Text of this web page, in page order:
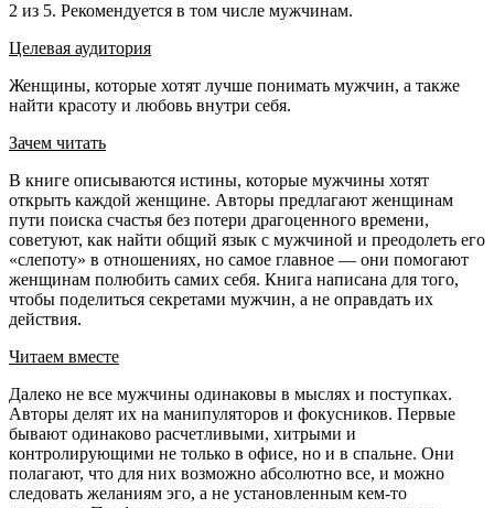
2 из 5. Рекомендуется в том числе мужчинам.
Целевая аудитория
Женщины, которые хотят лучше понимать мужчин, а также
найти красоту и любовь внутри себя.
Зачем читать
В книге описываются истины, которые мужчины хотят
открыть каждой женщине. Авторы предлагают женщинам
пути поиска счастья без потери драгоценного времени,
советуют, как найти общий язык с мужчиной и преодолеть его
«слепоту» в отношениях, но самое главное — они помогают
женщинам полюбить самих себя. Книга написана для того,
чтобы поделиться секретами мужчин, а не оправдать их
действия.
Читаем вместе
Далеко не все мужчины одинаковы в мыслях и поступках.
Авторы делят их на манипуляторов и фокусников. Первые
бывают одинаково расчетливыми, хитрыми и
контролирующими не только в офисе, но и в спальне. Они
полагают, что для них возможно абсолютно все, и можно
следовать желаниям эго, а не установленным кем-то